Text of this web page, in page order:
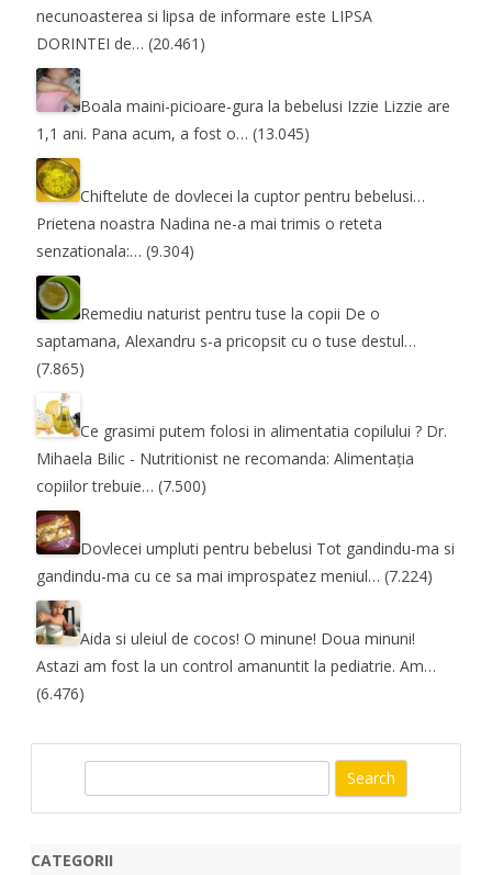
necunoasterea si lipsa de informare este LIPSA
DORINTEI de… (20.461)
Boala maini-picioare-gura la bebelusi Izzie Lizzie are
1,1 ani. Pana acum, a fost o… (13.045)
Chiftelute de dovlecei la cuptor pentru bebelusi…
Prietena noastra Nadina ne-a mai trimis o reteta
senzationala:… (9.304)
Remediu naturist pentru tuse la copii De o
saptamana, Alexandru s-a pricopsit cu o tuse destul…
(7.865)
Ce grasimi putem folosi in alimentatia copilului ? Dr.
Mihaela Bilic - Nutritionist ne recomanda: Alimentația
copiilor trebuie… (7.500)
Dovlecei umpluti pentru bebelusi Tot gandindu-ma si
gandindu-ma cu ce sa mai improspatez meniul… (7.224)
Aida si uleiul de cocos! O minune! Doua minuni!
Astazi am fost la un control amanuntit la pediatrie. Am…
(6.476)
r
CATEGORII